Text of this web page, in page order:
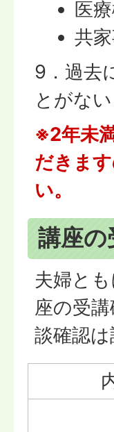
医
共
9．過去
とがな
※2年未
だきま
い。
講座の
夫婦と
座の受
談確認